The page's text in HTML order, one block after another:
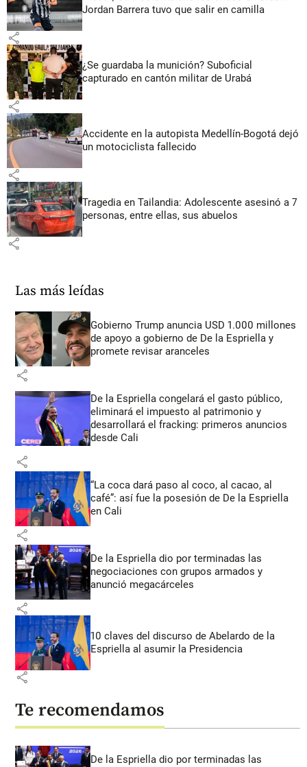
Jordan Barrera tuvo que salir en camilla
share
¿Se guardaba la munición? Suboficial
capturado en cantón militar de Urabá
share
Accidente en la autopista Medellín-Bogotá dejó
un motociclista fallecido
share
Tragedia en Tailandia: Adolescente asesinó a 7
personas, entre ellas, sus abuelos
share
Las más leídas
Gobierno Trump anuncia USD 1.000 millones
de apoyo a gobierno de De la Espriella y
promete revisar aranceles
share
De la Espriella congelará el gasto público,
eliminará el impuesto al patrimonio y
desarrollará el fracking: primeros anuncios
desde Cali
share
“La coca dará paso al coco, al cacao, al
café”: así fue la posesión de De la Espriella
en Cali
share
De la Espriella dio por terminadas las
negociaciones con grupos armados y
anunció megacárceles
share
10 claves del discurso de Abelardo de la
Espriella al asumir la Presidencia
share
Te recomendamos
De la Espriella dio por terminadas las